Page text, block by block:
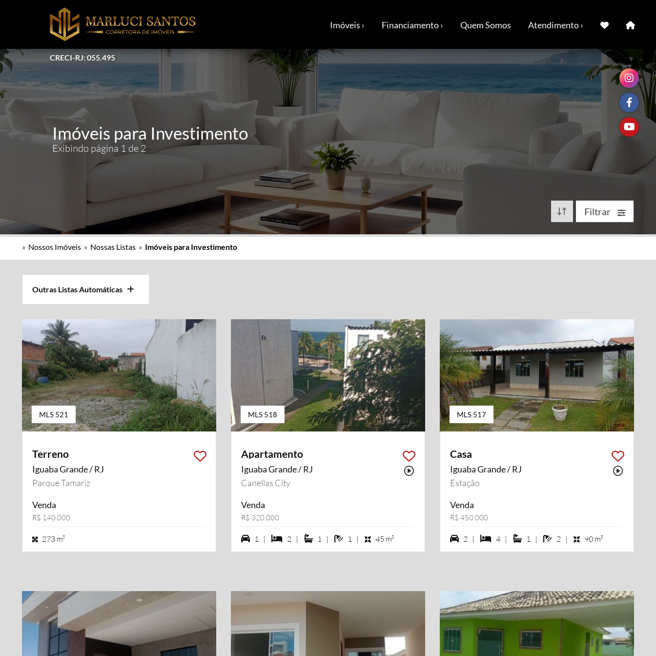
CRECI-RJ: 055.495
Imóveis › Financiamento › Quem Somos Atendimento ›
Imóveis para Investimento
Exibindo página 1 de 2
Filtrar
» Nossos Imóveis » Nossas Listas » Imóveis para Investimento
Outras Listas Automáticas
MLS 521
Terreno
Iguaba Grande / RJ
Parque Tamariz
Venda
R$ 140.000
273 m²
Possui vídeo
MLS 518
Apartamento
Iguaba Grande / RJ
Canellas City
Venda
R$ 320.000
1 vagas na garagem
1 | 2 dormiórios
2 | 1 suítes
1 | 1 banheiros
1 | 45 m²
Possui
MLS 517
Casa
Iguaba Grande / RJ
Estação
Venda
R$ 450.000
2 vagas na garagem
2 | 4 dormiórios
4 | 1 suítes
1 | 2 banheiros
2 | 90 m²